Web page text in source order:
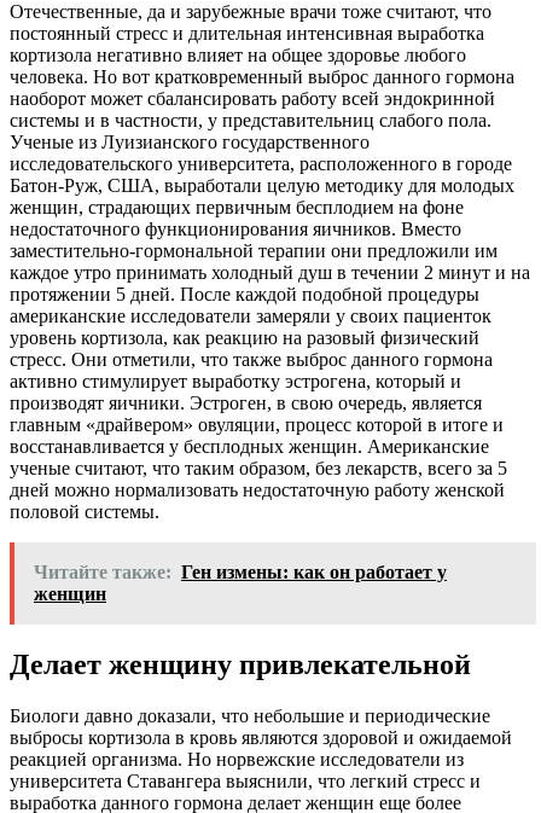
Отечественные, да и зарубежные врачи тоже считают, что
постоянный стресс и длительная интенсивная выработка
кортизола негативно влияет на общее здоровье любого
человека. Но вот кратковременный выброс данного гормона
наоборот может сбалансировать работу всей эндокринной
системы и в частности, у представительниц слабого пола.
Ученые из Луизианского государственного
исследовательского университета, расположенного в городе
Батон-Руж, США, выработали целую методику для молодых
женщин, страдающих первичным бесплодием на фоне
недостаточного функционирования яичников. Вместо
заместительно-гормональной терапии они предложили им
каждое утро принимать холодный душ в течении 2 минут и на
протяжении 5 дней. После каждой подобной процедуры
американские исследователи замеряли у своих пациенток
уровень кортизола, как реакцию на разовый физический
стресс. Они отметили, что также выброс данного гормона
активно стимулирует выработку эстрогена, который и
производят яичники. Эстроген, в свою очередь, является
главным «драйвером» овуляции, процесс которой в итоге и
восстанавливается у бесплодных женщин. Американские
ученые считают, что таким образом, без лекарств, всего за 5
дней можно нормализовать недостаточную работу женской
половой системы.
Читайте также: Ген измены: как он работает у
женщин
Делает женщину привлекательной
Биологи давно доказали, что небольшие и периодические
выбросы кортизола в кровь являются здоровой и ожидаемой
реакцией организма. Но норвежские исследователи из
университета Ставангера выяснили, что легкий стресс и
выработка данного гормона делает женщин еще более